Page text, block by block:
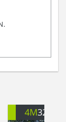
4M3252